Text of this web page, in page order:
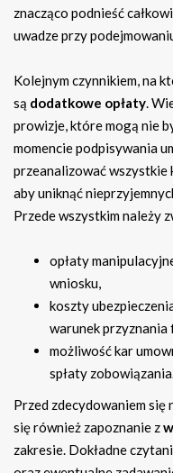
znacząco podnieść
uwadze przy
Kolejnym czynnikiem, na
są dodatkowe opłaty.
prowizje, które mogą nie
momencie podpisywania
przeanalizować wszystkie
aby uniknąć
Przede wszystkim należy
opłaty
wniosku,
koszty
warunek przyznania
możliwość kar
spłaty
Przed zdecydowaniem się
się również zapoznanie z
zakresie. Dokładne